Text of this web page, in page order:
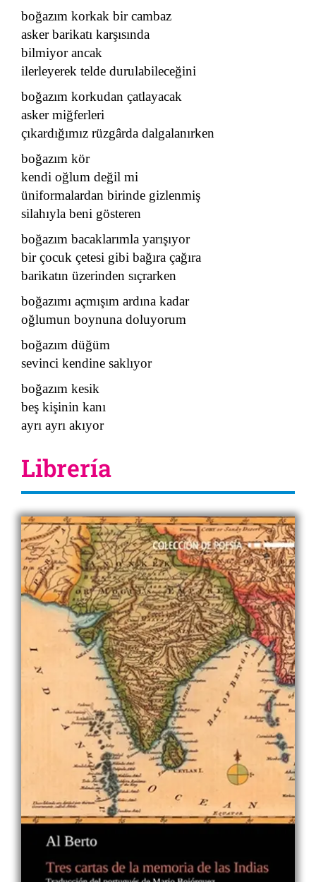
boğazım korkak bir cambaz
asker barikatı karşısında
bilmiyor ancak
ilerleyerek telde durulabileceğini
boğazım korkudan çatlayacak
asker miğferleri
çıkardığımız rüzgârda dalgalanırken
boğazım kör
kendi oğlum değil mi
üniformalardan birinde gizlenmiş
silahıyla beni gösteren
boğazım bacaklarımla yarışıyor
bir çocuk çetesi gibi bağıra çağıra
barikatın üzerinden sıçrarken
boğazımı açmışım ardına kadar
oğlumun boynuna doluyorum
boğazım düğüm
sevinci kendine saklıyor
boğazım kesik
beş kişinin kanı
ayrı ayrı akıyor
Librería